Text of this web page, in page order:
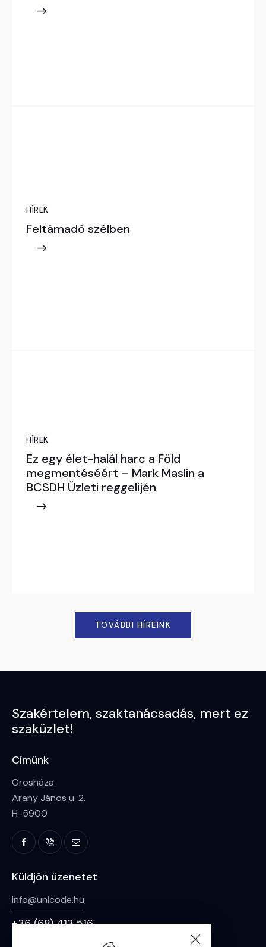
HÍREK
Feltámadó szélben
HÍREK
Ez egy élet-halál harc a Föld
megmentéséért – Mark Maslin a
BCSDH Üzleti reggelijén
TOVÁBBI HÍREINK
Szakértelem, szaktanácsadás, mert ez
szaküzlet!
Címünk
Orosháza
Arany János u. 2.
H-5900
Küldjön üzenetet
info@unicode.hu
+36 (68) 413 516